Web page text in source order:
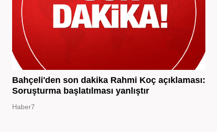
Bahçeli'den son dakika Rahmi Koç açıklaması:
Soruşturma başlatılması yanlıştır
Haber7